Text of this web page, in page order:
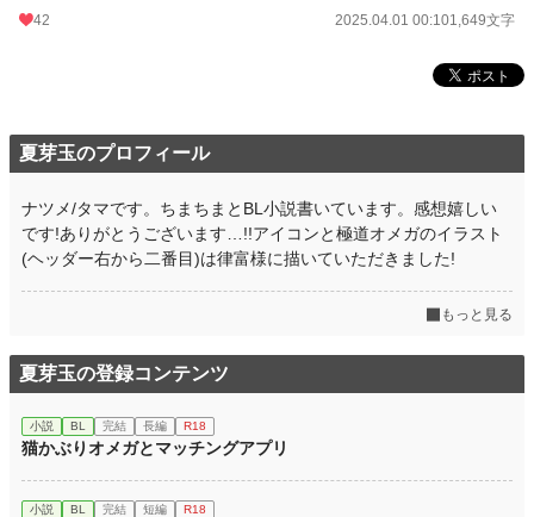
42 2025.04.01 00:101,649文字
夏芽玉のプロフィール
ナツメ/タマです。ちまちまとBL小説書いています。感想嬉しい
です!ありがとうございます…!!アイコンと極道オメガのイラスト
(ヘッダー右から二番目)は律富様に描いていただきました!
もっと見る
夏芽玉の登録コンテンツ
小説 BL 完結 長編 R18
猫かぶりオメガとマッチングアプリ
小説 BL 完結 短編 R18